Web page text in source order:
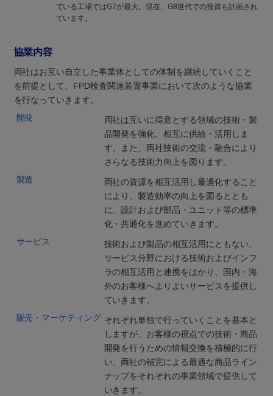
ている工場ではG7が最大。現在、G8世代での投資も計画され
ています。
協業内容
両社はお互い自立した事業体としての体制を継続していくこと
を前提として、FPD検査関連装置事業において次のような協業
を行なっていきます。
開発
両社は互いに得意とする領域の技術・製
品開発を強化、相互に供給・活用しま
す。また、両社技術の交流・融合により
さらなる技術力向上を図ります。
製造
両社の資源を相互活用し最適化すること
により、製造効率の向上を図るととも
に、設計および部品・ユニット等の標準
化・共通化を進めていきます。
サービス
技術および製品の相互活用にともない、
サービス分野における技術およびインフ
ラの相互活用と連携をはかり、国内・海
外のお客様へよりよいサービスを提供し
ていきます。
販売・マーケティング それぞれ単独で行っていくことを基本と
しますが、お客様の視点での技術・商品
開発を行うための情報交換を積極的に行
い、両社の補完による最適な商品ライン
ナップをそれぞれの事業領域で提供して
いきます。